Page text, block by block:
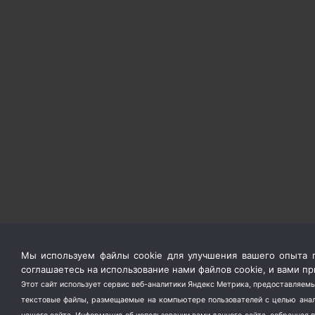
Мы используем файлы cookie для улучшения вашего опыта
соглашаетесь на использование нами файлов cookie, и вами
Этот сайт использует сервис веб-аналитики Яндекс Метрика,
текстовые файлы, размещаемые на компьютере пользователей с целью